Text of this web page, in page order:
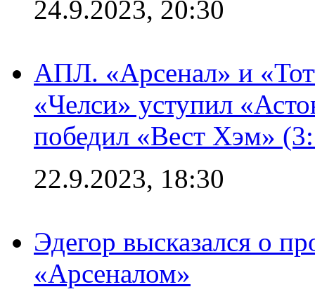
24.9.2023, 20:30
АПЛ. «Арсенал» и
«Челси» уступил
победил «Вест Хэм»
22.9.2023, 18:30
Эдегор высказался о
«Арсеналом»